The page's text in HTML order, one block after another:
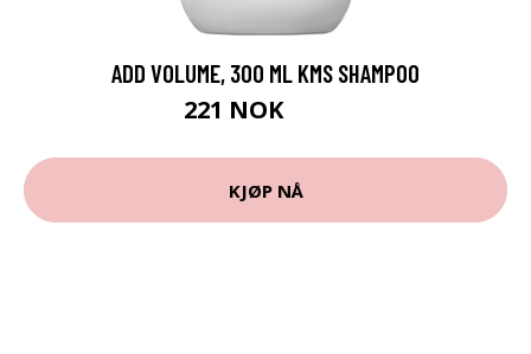
ADD VOLUME, 300 ML KMS SHAMPOO
221 NOK
KJØP NÅ